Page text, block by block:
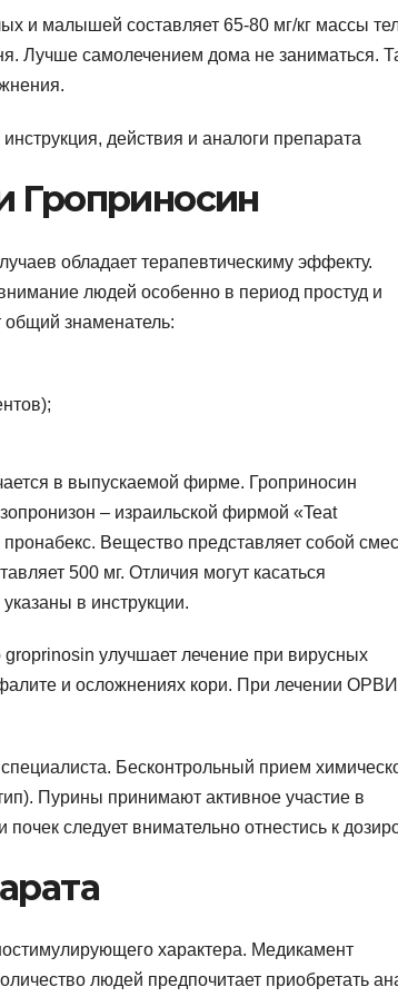
и малышей составляет 65-80 мг/кг массы
Лучше самолечением дома не заниматься.
Гроприносин
обладает терапевтическиму эффекту.
людей особенно в период простуд и
общий знаменатель:
в выпускаемой фирме. Гроприносин
– израильской фирмой «Teat
Вещество представляет собой
500 мг. Отличия могут касаться
в инструкции.
улучшает лечение при вирусных
и осложнениях кори. При лечении
Бесконтрольный прием
Пурины принимают активное участие в
следует внимательно отнестись к
характера. Медикамент
людей предпочитает приобретать